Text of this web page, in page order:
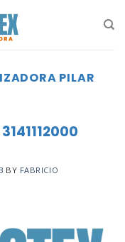
PILAR
BY FABRICIO